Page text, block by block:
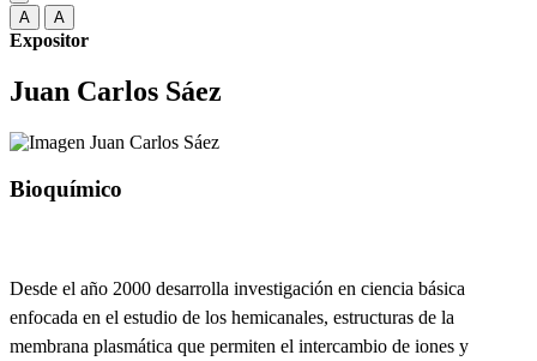
A A
Expositor
Juan Carlos Sáez
Bioquímico
Desde el año 2000 desarrolla investigación en ciencia básica
enfocada en el estudio de los hemicanales, estructuras de la
membrana plasmática que permiten el intercambio de iones y